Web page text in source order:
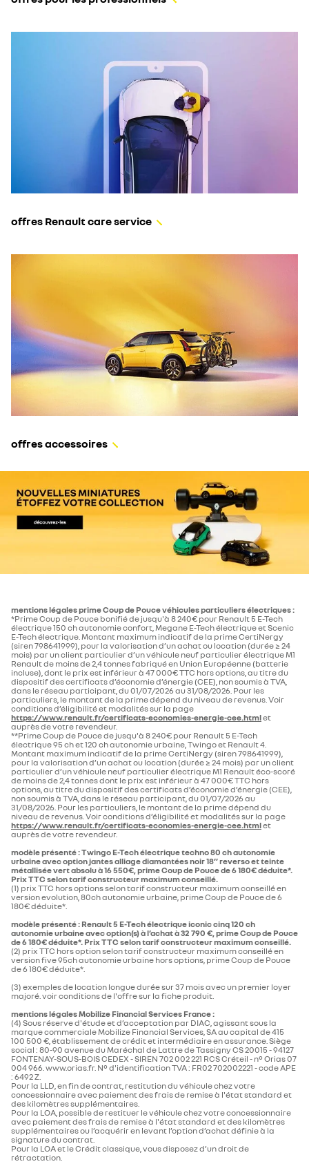
offres Renault care service
offres accessoires
mentions légales prime Coup de Pouce véhicules particuliers électriques :
*Prime Coup de Pouce bonifié de jusqu'à 8 240€ pour Renault 5 E-Tech
électrique 150 ch autonomie confort, Megane E-Tech électrique et Scenic
E-Tech électrique. Montant maximum indicatif de la prime CertiNergy
(siren 798641999), pour la valorisation d’un achat ou location (durée ≥ 24
mois) par un client particulier d’un véhicule neuf particulier électrique M1
Renault de moins de 2,4 tonnes fabriqué en Union Européenne (batterie
incluse), dont le prix est inférieur à 47 000€ TTC hors options, au titre du
dispositif des certificats d’économie d’énergie (CEE), non soumis à TVA,
dans le réseau participant, du 01/07/2026 au 31/08/2026. Pour les
particuliers, le montant de la prime dépend du niveau de revenus. Voir
conditions d’éligibilité et modalités sur la page
https://www.renault.fr/certificats-economies-energie-cee.htmlet
auprès de votre revendeur.
**Prime Coup de Pouce de jusqu'à 8 240€ pour Renault 5 E-Tech
électrique 95 ch et 120 ch autonomie urbaine, Twingo et Renault 4.
Montant maximum indicatif de la prime CertiNergy (siren 798641999),
pour la valorisation d’un achat ou location (durée ≥ 24 mois) par un client
particulier d’un véhicule neuf particulier électrique M1 Renault éco-scoré
de moins de 2,4 tonnes dont le prix est inférieur à 47 000€ TTC hors
options, au titre du dispositif des certificats d’économie d’énergie (CEE),
non soumis à TVA, dans le réseau participant, du 01/07/2026 au
31/08/2026. Pour les particuliers, le montant de la prime dépend du
niveau de revenus. Voir conditions d’éligibilité et modalités sur la page
https://www.renault.fr/certificats-economies-energie-cee.htmlet
auprès de votre revendeur.
modèle présenté : Twingo E-Tech électrique techno 80 ch autonomie
urbaine avec option jantes alliage diamantées noir 18’’ reverso et teinte
métallisée vert absolu à 16 550€, prime Coup de Pouce de 6 180€ déduite*.
Prix TTC selon tarif constructeur maximum conseillé.
(1) prix TTC hors options selon tarif constructeur maximum conseillé en
version evolution, 80ch autonomie urbaine, prime Coup de Pouce de 6
180€ déduite*.
modèle présenté : Renault 5 E-Tech électrique iconic cinq 120 ch
autonomie urbaine avec option(s) à l’achat à 32 790 €, prime Coup de Pouce
de 6 180€ déduite*. Prix TTC selon tarif constructeur maximum conseillé.
(2) prix TTC hors option selon tarif constructeur maximum conseillé en
version five 95ch autonomie urbaine hors options, prime Coup de Pouce
de 6 180€ déduite*.
(3) exemples de location longue durée sur 37 mois avec un premier loyer
majoré. voir conditions de l'offre sur la fiche produit.
mentions légales Mobilize Financial Services France :
(4) Sous réserve d'étude et d’acceptation par DIAC, agissant sous la
marque commerciale Mobilize Financial Services, SA au capital de 415
100 500 €, établissement de crédit et intermédiaire en assurance. Siège
social : 80-90 avenue du Maréchal de Lattre de Tassigny CS 20015 - 94127
FONTENAY-SOUS-BOIS CEDEX - SIREN 702 002 221 RCS Créteil - n° Orias 07
004 966. www.orias.fr. N° d'identification TVA : FR02 702002221 - code APE
: 6492 Z.​
Pour la LLD, en fin de contrat, restitution du véhicule chez votre
concessionnaire avec paiement des frais de remise à l'état standard et
des kilomètres supplémentaires.​
Pour la LOA, possible de restituer le véhicule chez votre concessionnaire
avec paiement des frais de remise à l'état standard et des kilomètres
supplémentaires ou l’acquérir en levant l’option d’achat définie à la
signature du contrat.​
Pour la LOA et le Crédit classique, vous disposez d’un droit de
rétractation.​